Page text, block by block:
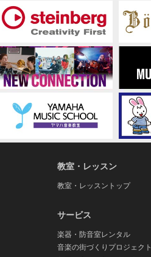
教室・レッスン
教室・レッスントップ
サービス
楽器・防音室レンタル
音楽の街づくりプロジェクト